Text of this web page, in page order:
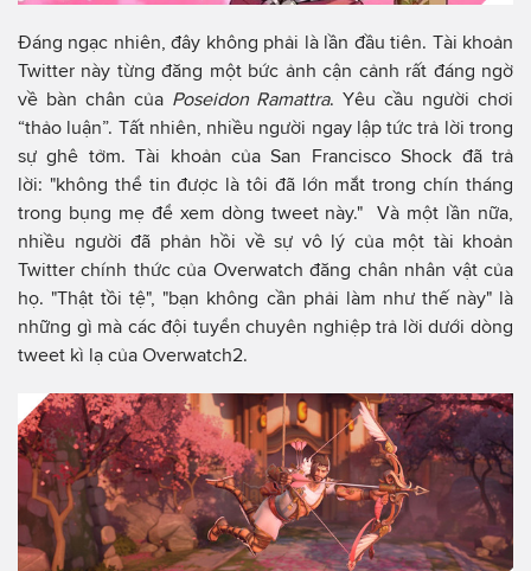
Đáng ngạc nhiên, đây không phải là lần đầu tiên. Tài khoản
Twitter này từng đăng một bức ảnh cận cảnh rất đáng ngờ
về bàn chân của Poseidon Ramattra. Yêu cầu người chơi
“thảo luận”. Tất nhiên, nhiều người ngay lập tức trả lời trong
sự ghê tởm. Tài khoản của San Francisco Shock đã trả
lời: "không thể tin được là tôi đã lớn mắt trong chín tháng
trong bụng mẹ để xem dòng tweet này." Và một lần nữa,
nhiều người đã phản hồi về sự vô lý của một tài khoản
Twitter chính thức của Overwatch đăng chân nhân vật của
họ. "Thật tồi tệ", "bạn không cần phải làm như thế này" là
những gì mà các đội tuyển chuyên nghiệp trả lời dưới dòng
tweet kì lạ của Overwatch2.